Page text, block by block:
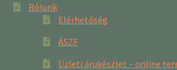
Rólunk
Elérhetőség
ÁSZF
Üzleti árukészlet – online